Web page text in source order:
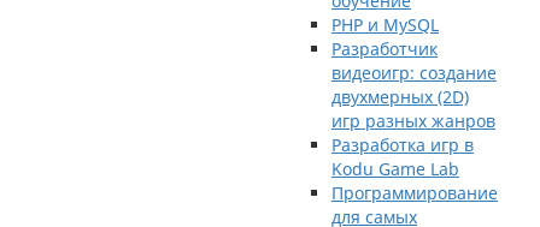
PHP и MySQL
Разработчик
видеоигр: создание
двухмерных (2D)
игр разных жанров
Разработка игр в
Kodu Game Lab
Программирование
для самых